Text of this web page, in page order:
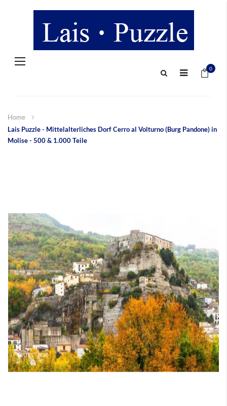
Navigation
0
Home
Lais Puzzle - Mittelalterliches Dorf Cerro al Volturno (Burg Pandone) in
Molise - 500 & 1.000 Teile